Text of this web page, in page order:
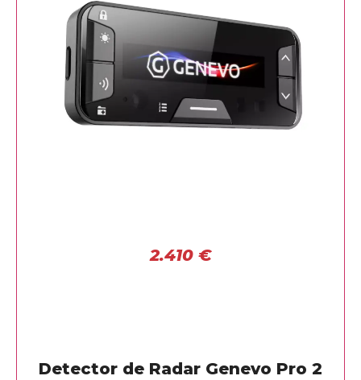
2.410 €
Detector de Radar Genevo Pro 2